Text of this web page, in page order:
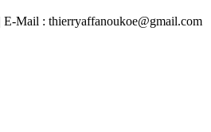
E-Mail : thierryaffanoukoe@gmail.com